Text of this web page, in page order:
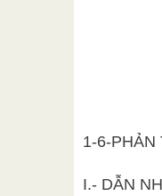
1-6-PHẢN
I.- DẪN